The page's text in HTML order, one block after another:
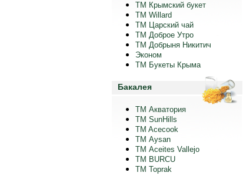
ТМ Крымский букет
ТМ Willard
ТМ Царский чай
ТМ Доброе Утро
ТМ Добрыня Никитич
Эконом
ТМ Букеты Крыма
Бакалея
ТМ Акватория
ТМ SunHills
TM Acecook
ТМ Aysan
ТМ Aceites Vallejo
TM BURCU
TM Toprak